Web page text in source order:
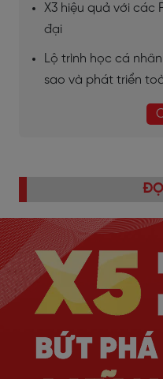
X3 hiệu quả với các
đại
Lộ trình học cá
sao và phát triển